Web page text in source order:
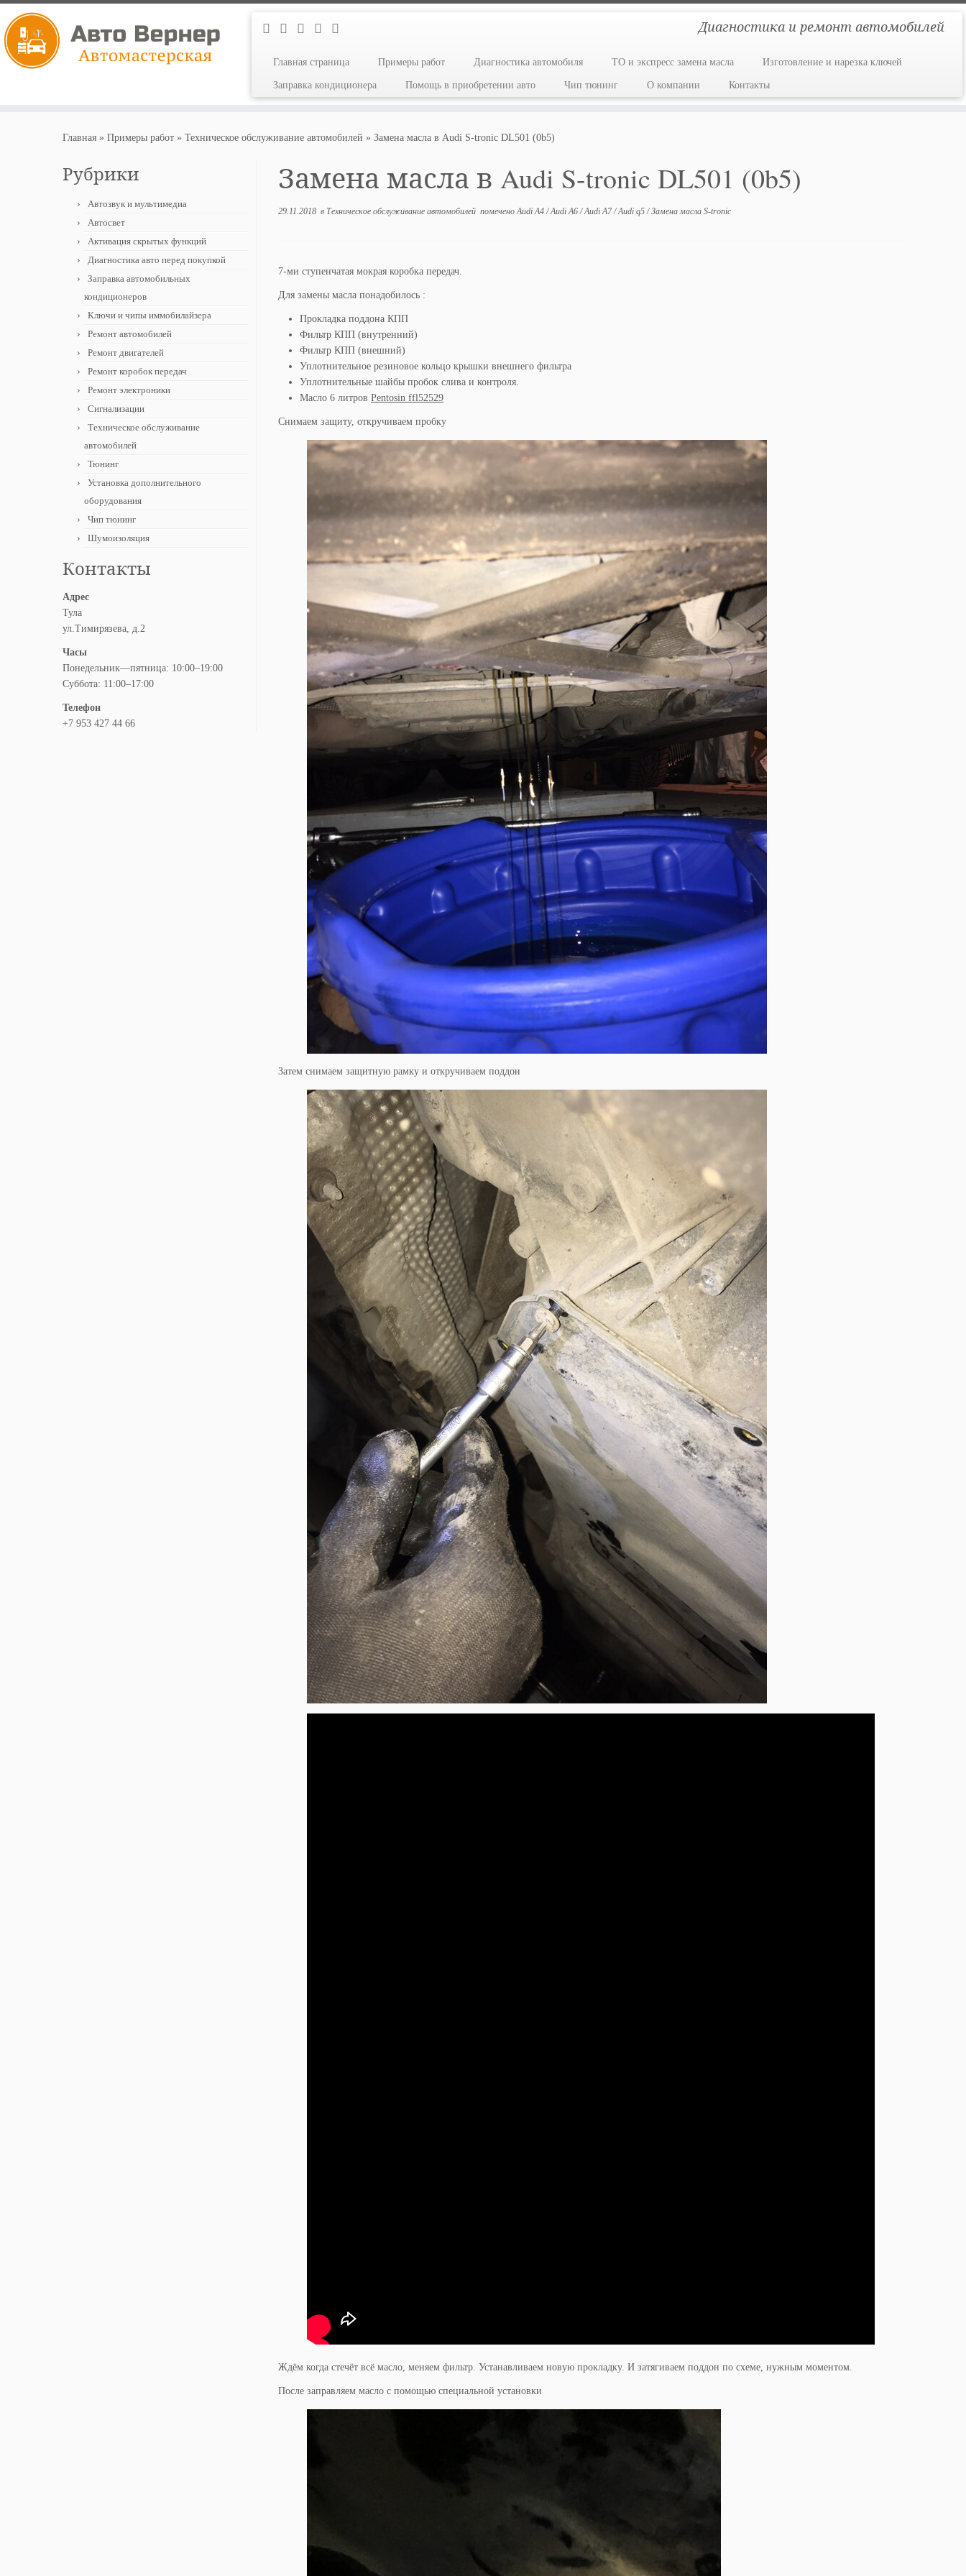
Диагностика и ремонт автомобилей
Главная страница Примеры работ Диагностика автомобиля ТО и экспресс замена масла Изготовление и нарезка ключей
Заправка кондиционера Помощь в приобретении авто Чип тюнинг О компании Контакты
Главная » Примеры работ » Техническое обслуживание автомобилей » Замена масла в Audi S-tronic DL501 (0b5)
Рубрики
Автозвук и мультимедиа
Автосвет
Активация скрытых функций
Диагностика авто перед покупкой
Заправка автомобильных
кондиционеров
Ключи и чипы иммобилайзера
Ремонт автомобилей
Ремонт двигателей
Ремонт коробок передач
Ремонт электроники
Сигнализации
Техническое обслуживание
автомобилей
Тюнинг
Установка дополнительного
оборудования
Чип тюнинг
Шумоизоляция
Контакты
Адрес
Тула
ул.Тимирязева, д.2
Часы
Понедельник—пятница: 10:00–19:00
Суббота: 11:00–17:00
Телефон
+7 953 427 44 66
Замена масла в Audi S-tronic DL501 (0b5)
29.11.2018 в Техническое обслуживание автомобилей помеченоAudi A4/Audi A6/Audi A7/Audi q5/Замена масла S-tronic
7-ми ступенчатая мокрая коробка передач.
Для замены масла понадобилось :
Прокладка поддона КПП
Фильтр КПП (внутренний)
Фильтр КПП (внешний)
Уплотнительное резиновое кольцо крышки внешнего фильтра
Уплотнительные шайбы пробок слива и контроля.
Масло 6 литров Pentosin ffl52529
Снимаем защиту, откручиваем пробку
Затем снимаем защитную рамку и откручиваем поддон
Ждём когда стечёт всё масло, меняем фильтр. Устанавливаем новую прокладку. И затягиваем поддон по схеме, нужным моментом.
После заправляем масло с помощью специальной установки